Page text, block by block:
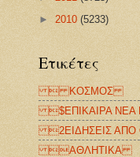
► 2010 (5233)
Ετικέτες
 ΚΟΣΜΟΣ
$ΕΠΙΚΑΙΡΑ
2ΕΙΔΗΣΕΙΣ
ΑΘΛΗΤΙΚΑ